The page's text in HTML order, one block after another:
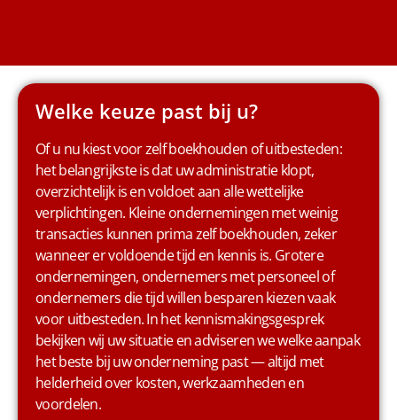
Welke keuze past bij u?
Of u nu kiest voor zelf boekhouden of uitbesteden:
het belangrijkste is dat uw administratie klopt,
overzichtelijk is en voldoet aan alle wettelijke
verplichtingen. Kleine ondernemingen met weinig
transacties kunnen prima zelf boekhouden, zeker
wanneer er voldoende tijd en kennis is. Grotere
ondernemingen, ondernemers met personeel of
ondernemers die tijd willen besparen kiezen vaak
voor uitbesteden. In het kennismakingsgesprek
bekijken wij uw situatie en adviseren we welke aanpak
het beste bij uw onderneming past — altijd met
helderheid over kosten, werkzaamheden en
voordelen.